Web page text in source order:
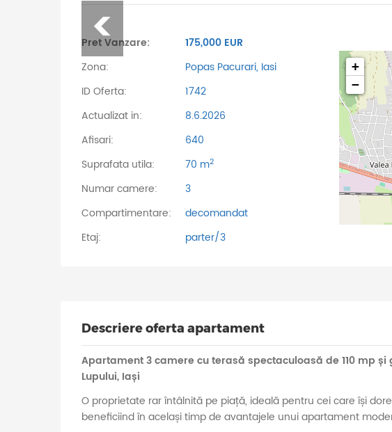
Pret Vanzare:
175,000 EUR
Zona:
Popas Pacurari, Iasi
ID Oferta:
1742
Actualizat in:
8.6.2026
Afisari:
640
Suprafata utila:
70 m2
Numar camere:
3
Compartimentare:
decomandat
Etaj:
parter/3
+
−
Descriere oferta apartament
Apartament 3 camere cu terasă spectaculoasă de 110 mp
Lupului, Iași
O proprietate rar întâlnită pe piață, ideală pentru cei care își
beneficiind în același timp de avantajele unui apartament